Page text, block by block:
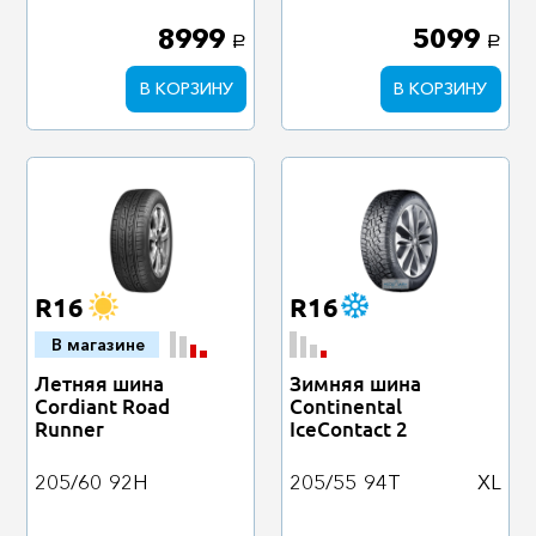
8999 a
В КОРЗИНУ
5099 a
В КОРЗИНУ
R16
В магазине
Летняя шина
Cordiant Road
Runner
205/60 92H
R16
Зимняя шина
Continental
IceContact 2
205/55 94T XL